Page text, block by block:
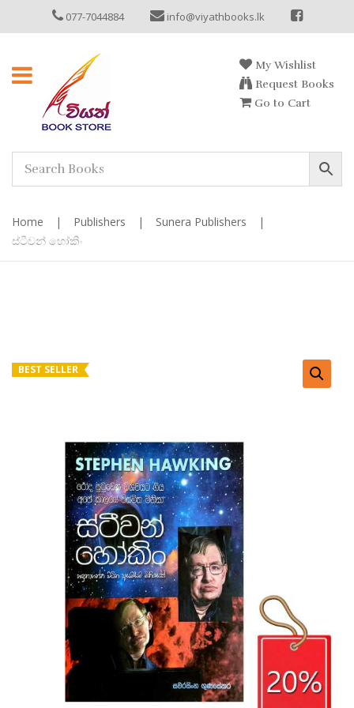
077-7044884 info@viyathbooks.lk
My Wishlist
Request Books
Go to Cart
Home | Publishers | Sunera Publishers
|
ස්ටීවන් හෝකිං
BEST SELLER